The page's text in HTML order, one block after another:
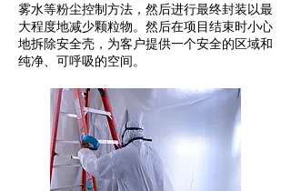
雾水等粉尘控制方法，然后进行最终封装以最
大程度地减少颗粒物。然后在项目结束时小心
地拆除安全壳，为客户提供一个安全的区域和
纯净、可呼吸的空间。